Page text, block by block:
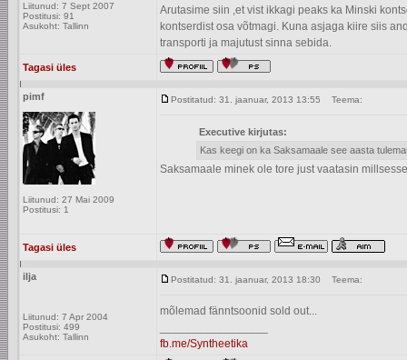
Liitunud: 7 Sept 2007
Postitusi: 91
Asukoht: Tallinn
Arutasime siin ,et vist ikkagi peaks ka Minski
kontserdist osa võtmagi. Kuna asjaga kiire siis
transporti ja majutust sinna sebida.
Tagasi üles
pimf
Liitunud: 27 Mai 2009
Postitusi: 1
Postitatud: 31. jaanuar, 2013 13:55 Teema:
Executive kirjutas:
Kas keegi on ka Saksamaale see aasta
Saksamaale minek ole tore just vaatasin
Tagasi üles
ilja
Liitunud: 7 Apr 2004
Postitusi: 499
Asukoht: Tallinn
Postitatud: 31. jaanuar, 2013 18:30 Teema:
mõlemad fänntsoonid sold out...
fb.me/Syntheetika